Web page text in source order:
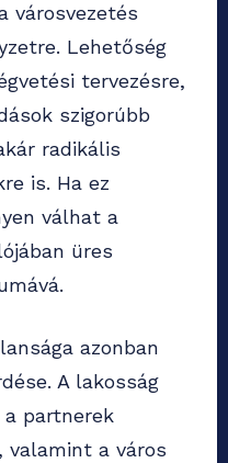
városvezetés
Lehetőség
tervezésre,
szigorúbb
radikális
is. Ha ez
válhat a
üres
azonban
A lakosság
a partnerek
valamint a város